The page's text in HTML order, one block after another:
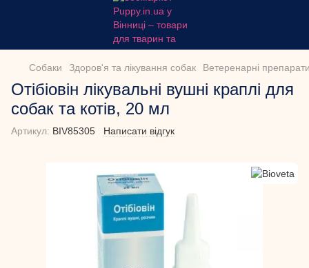
Собаки Здоров'я та лікування собак Ветеренарні
Отібіовін лікувальні вушні краплі для
собак та котів, 20 мл
Артикул: BIV85305 Написати відгук